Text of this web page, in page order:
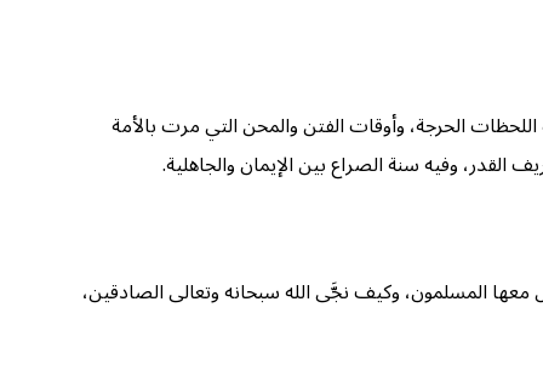
الحرجة، وأوقات الفتن والمحن التي مرت بالأمة
وفيه سنة الصراع بين الإيمان والجاهلية.
المسلمون، وكيف نجَّى الله سبحانه وتعالى الصادقين،